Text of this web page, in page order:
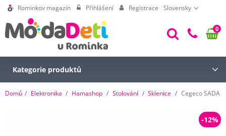
Rominkov magazín Přihlášení Registrace Slovensky
0
Kategorie produktů
Domů Elektronika Hamashop Stolování Sklenice Cegeco SADA
-12%